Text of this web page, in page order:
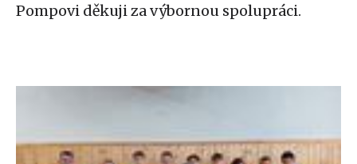
Pompovi děkuji za výbornou spolupráci.